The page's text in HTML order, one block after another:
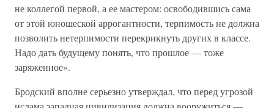
не коллегой первой, а ее мастером: освободившись сама
от этой юношеской аррогантности, терпимость не должна
позволить нетерпимости перекрикнуть других в классе.
Надо дать будущему понять, что прошлое — тоже
заряженное».
Бродский вполне серьезно утверждал, что перед угрозой